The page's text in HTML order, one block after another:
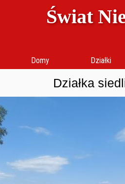
Świat
Domy Działki
Działka